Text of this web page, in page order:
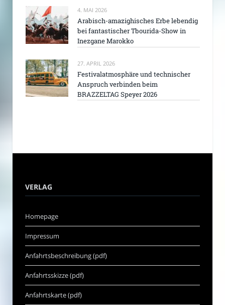
4. MAI 2026
Arabisch-amazighisches Erbe lebendig
bei fantastischer Tbourida-Show in
Inezgane Marokko
27. APRIL 2026
Festivalatmosphäre und technischer
Anspruch verbinden beim
BRAZZELTAG Speyer 2026
VERLAG
Homepage
Impressum
Anfahrtsbeschreibung (pdf)
Anfahrtsskizze (pdf)
Anfahrtskarte (pdf)